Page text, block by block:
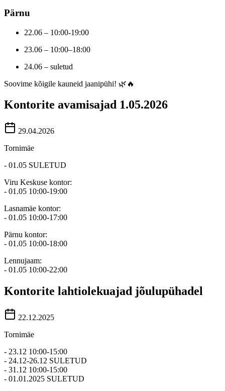
Pärnu
22.06 – 10:00-19:00
23.06 – 10:00–18:00
24.06 – suletud
Soovime kõigile kauneid jaanipühi! 🌿🔥
Kontorite avamisajad 1.05.2026
29.04.2026
Tornimäe
- 01.05 SULETUD
Viru Keskuse kontor:
- 01.05 10:00-19:00
Lasnamäe kontor:
- 01.05 10:00-17:00
Pärnu kontor:
- 01.05 10:00-18:00
Lennujaam:
- 01.05 10:00-22:00
Kontorite lahtiolekuajad jõulupühadel
22.12.2025
Tornimäe
- 23.12 10:00-15:00
- 24.12-26.12 SULETUD
- 31.12 10:00-15:00
- 01.01.2025 SULETUD